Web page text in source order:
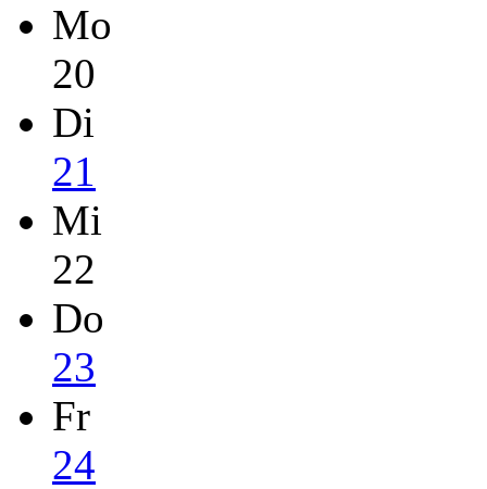
Mo
20
Di
21
Mi
22
Do
23
Fr
24